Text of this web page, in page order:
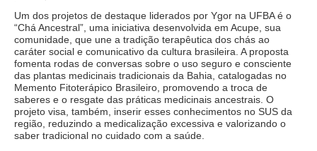
Um dos projetos de destaque liderados por Ygor na UFBA é o
“Chá Ancestral”, uma iniciativa desenvolvida em Acupe, sua
comunidade, que une a tradição terapêutica dos chás ao
caráter social e comunicativo da cultura brasileira. A proposta
fomenta rodas de conversas sobre o uso seguro e consciente
das plantas medicinais tradicionais da Bahia, catalogadas no
Memento Fitoterápico Brasileiro, promovendo a troca de
saberes e o resgate das práticas medicinais ancestrais. O
projeto visa, também, inserir esses conhecimentos no SUS da
região, reduzindo a medicalização excessiva e valorizando o
saber tradicional no cuidado com a saúde.